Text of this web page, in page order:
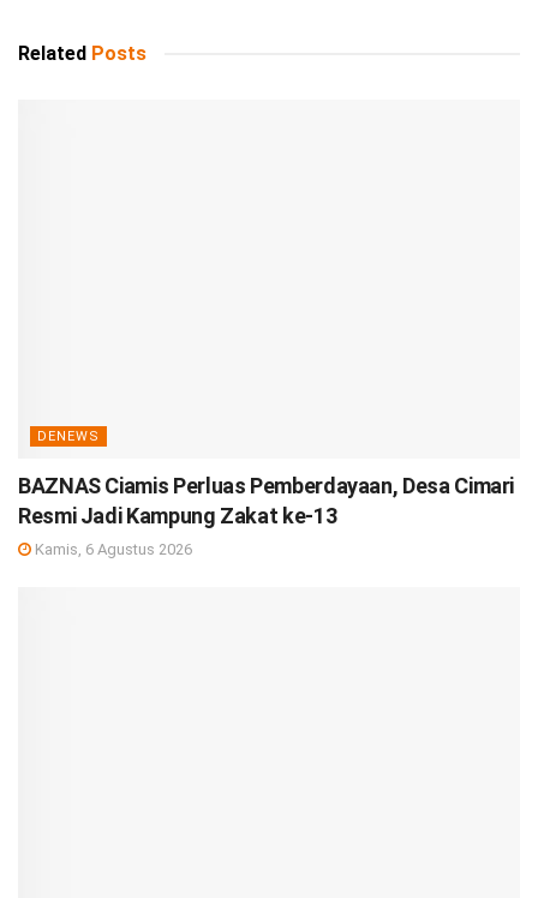
Related Posts
DENEWS
BAZNAS Ciamis Perluas Pemberdayaan, Desa Cimari
Resmi Jadi Kampung Zakat ke-13
Kamis, 6 Agustus 2026